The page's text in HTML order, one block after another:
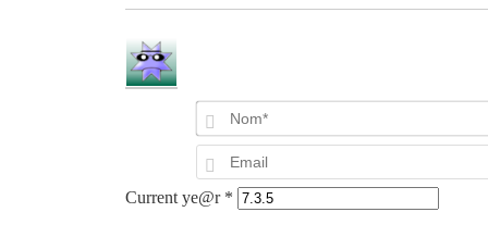
Current ye@r *